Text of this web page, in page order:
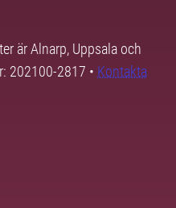
är Alnarp, Uppsala och
202100-2817 • Kontakta